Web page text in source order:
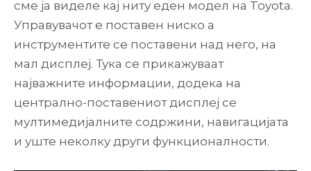
сме ја виделе кај ниту еден модел на Toyota.
Управувачот е поставен ниско а
инструментите се поставени над него, на
мал дисплеј. Тука се прикажуваат
најважните информации, додека на
централно-поставениот дисплеј се
мултимедијалните содржини, навигацијата
и уште неколку други функционалности.